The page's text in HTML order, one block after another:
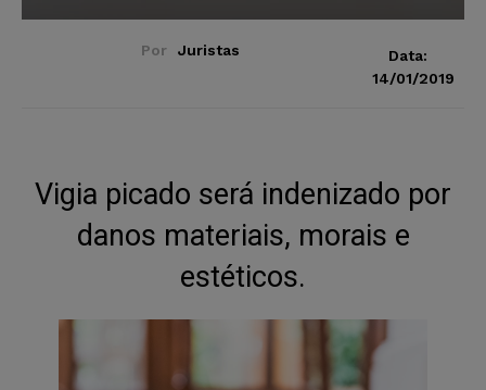
Por Juristas
Data:
14/01/2019
Vigia picado será indenizado por
danos materiais, morais e
estéticos.